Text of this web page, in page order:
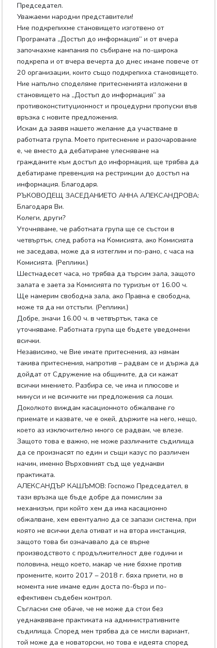
Председател.
Уважаеми народни представители!
Ние подкрепихме становището изготвено от
Програмата „Достъп до информация“ и от вчера
започнахме кампания по събиране на по-широка
подкрепа и от вчера вечерта до днес имаме повече от
20 организации, които също подкрепиха становището.
Ние напълно споделяме притесненията изложени в
становището на „Достъп до информация“ за
противоконституционност и процедурни пропуски във
връзка с новите предложения.
Искам да заявя нашето желание да участваме в
работната група. Моето притеснение и разочарование
е, че вместо да дебатираме улесняване на
гражданите към достъп до информация, ще трябва да
дебатираме превенция на рестрикции до достъп на
информация. Благодаря.
РЪКОВОДЕЩ ЗАСЕДАНИЕТО АННА АЛЕКСАНДРОВА:
Благодаря Ви.
Колеги, други?
Уточняваме, че работната група ще се състои в
четвъртък, след работа на Комисията, ако Комисията
не заседава, може да я изтеглим и по-рано, с часа на
Комисията. (Реплики.)
Шестнадесет часа, но трябва да търсим зала, защото
залата е заета за Комисията по туризъм от 16.00 ч.
Ще намерим свободна зала, ако Правна е свободна,
може тя да ни отстъпи. (Реплики.)
Добре, значи 16.00 ч. в четвъртък, така се
уточняваме. Работната група ще бъдете уведомени
всички.
Независимо, че Вие имате притеснения, аз нямам
такива притеснения, напротив – радвам се и държа да
дойдат от Сдружение на общините, да си кажат
всички мнението. Разбира се, че има и плюсове и
минуси и не всичките ни предложения са лоши.
Доколкото виждам касационното обжалване го
приемате и казвате, че е окей, държите на него, нещо,
което аз изключително много се радвам, че влезе.
Защото това е важно, не може различните съдилища
да се произнасят по един и същи казус по различен
начин, именно Върховният съд ще уеднакви
практиката.
АЛЕКСАНДЪР КАШЪМОВ: Госпожо Председател, в
тази връзка ще бъде добре да помислим за
механизъм, при който хем да има касационно
обжалване, хем евентуално да се запази система, при
която не всички дела отиват и на втора инстанция,
защото това би означавало да се върне
производството с продължителност две години и
половина, нещо което, макар че ние бяхме против
промените, които 2017 – 2018 г. бяха приети, но в
момента ние имаме един доста по-бърз и по-
ефективен съдебен контрол.
Съгласни сме обаче, че не може да стои без
уеднаквяване практиката на административните
съдилища. Според мен трябва да се мисли вариант,
той може да е новаторски, но това е идеята според